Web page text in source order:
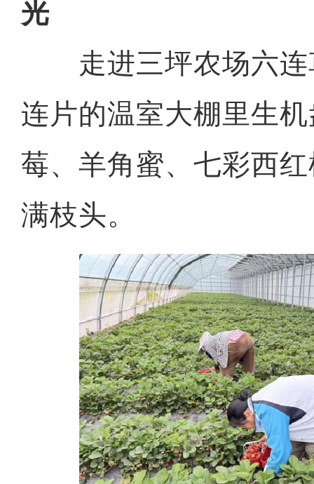
光
走进三坪农场六连
连片的温室大棚里生
莓、羊角蜜、七彩西
满枝头。